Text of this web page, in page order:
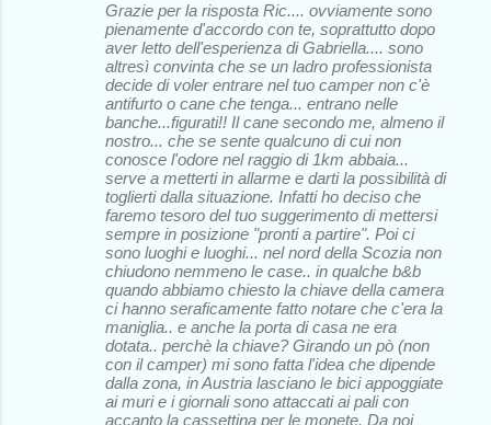
Grazie per la risposta Ric.... ovviamente sono
pienamente d'accordo con te, soprattutto dopo
aver letto dell'esperienza di Gabriella.... sono
altresì convinta che se un ladro professionista
decide di voler entrare nel tuo camper non c'è
antifurto o cane che tenga... entrano nelle
banche...figurati!! Il cane secondo me, almeno il
nostro... che se sente qualcuno di cui non
conosce l'odore nel raggio di 1km abbaia...
serve a metterti in allarme e darti la possibilità di
toglierti dalla situazione. Infatti ho deciso che
faremo tesoro del tuo suggerimento di mettersi
sempre in posizione "pronti a partire". Poi ci
sono luoghi e luoghi... nel nord della Scozia non
chiudono nemmeno le case.. in qualche b&b
quando abbiamo chiesto la chiave della camera
ci hanno seraficamente fatto notare che c'era la
maniglia.. e anche la porta di casa ne era
dotata.. perchè la chiave? Girando un pò (non
con il camper) mi sono fatta l'idea che dipende
dalla zona, in Austria lasciano le bici appoggiate
ai muri e i giornali sono attaccati ai pali con
accanto la cassettina per le monete. Da noi